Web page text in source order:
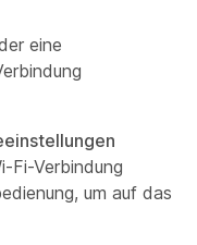
eine
Fi-Verbindung
um auf das